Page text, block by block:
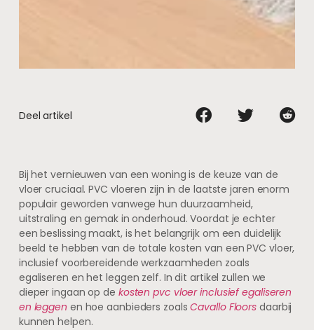
Deel artikel
Bij het vernieuwen van een woning is de keuze van de
vloer cruciaal. PVC vloeren zijn in de laatste jaren enorm
populair geworden vanwege hun duurzaamheid,
uitstraling en gemak in onderhoud. Voordat je echter
een beslissing maakt, is het belangrijk om een duidelijk
beeld te hebben van de totale kosten van een PVC vloer,
inclusief voorbereidende werkzaamheden zoals
egaliseren en het leggen zelf. In dit artikel zullen we
dieper ingaan op de kosten pvc vloer inclusief egaliseren
en leggen en hoe aanbieders zoalsCavallo Floors daarbij
kunnen helpen.